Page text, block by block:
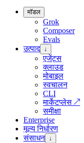
मॉडल
Grok
Composer
Evals
उत्पाद ↓
एजेंट्स
क्लाउड
मोबाइल
स्वचालन
CLI
मार्केटप्लेस ↗
समीक्षा
Enterprise
मूल्य निर्धारण
संसाधन ↓